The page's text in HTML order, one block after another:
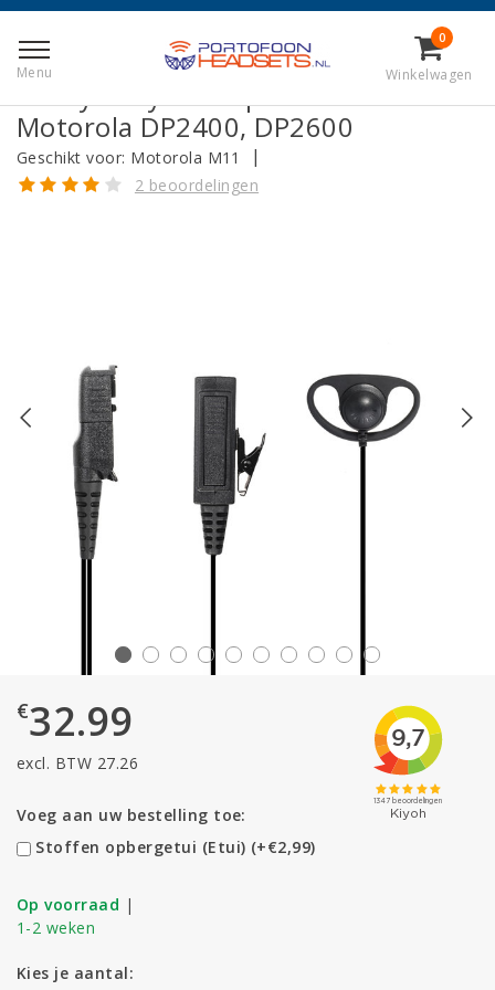
Menu
0
Winkelwagen
Heavy Duty D-Shape Headset voor Motorola
DP2400, DP2600
Heavy Duty D-Shape Headset voor
Motorola DP2400, DP2600
Geschikt voor: Motorola M11 |
2 beoordelingen
€32.99
excl. BTW 27.26
Voeg aan uw bestelling toe:
Stoffen opbergetui (Etui) (+€2,99)
Op voorraad |
1-2 weken
Kies je aantal: